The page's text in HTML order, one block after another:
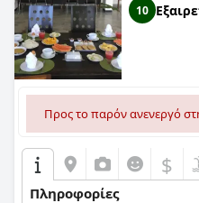
10
Προς το παρόν ανενεργό
$
Πληροφορίες